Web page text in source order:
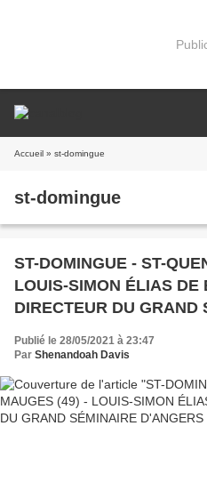
Accueil » st-domingue
st-domingue
ST-DOMINGUE - ST-
LOUIS-SIMON ÉLIAS DE
DIRECTEUR DU GRAND
(1739 - 1793)
Publié le 28/05/2021 à 23:47
Par Shenandoah Davis